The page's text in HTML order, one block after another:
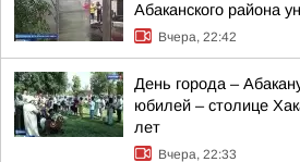
Абаканского района
Вчера, 22:42
День города –
юбилей – столице
лет
Вчера, 22:33